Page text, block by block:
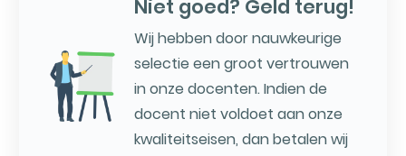
Niet goed? Geld terug!
Wij hebben door nauwkeurige
selectie een groot vertrouwen
in onze docenten. Indien de
docent niet voldoet aan onze
kwaliteitseisen, dan betalen wij